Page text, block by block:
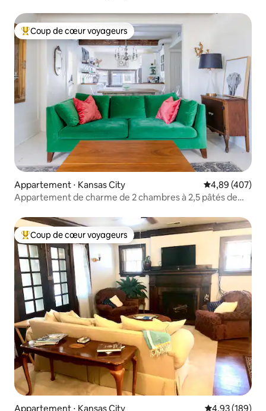
Coups de cœur voyageurs les plus appréciés
Coup de cœur voyageurs
Appartement ⋅ Kansas City Évaluation
4,89 (407)
Appartement de charme de 2 chambres à 2,5 pâtés de
Coups de cœur voyageurs les plus appréciés
Coup de cœur voyageurs
Appartement ⋅ Kansas City Évaluation
4,93 (189)